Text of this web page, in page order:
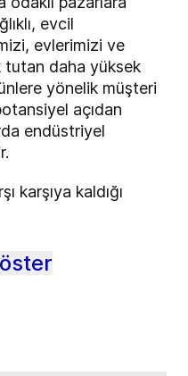
evcil
evlerimizi ve
tutan daha yüksek
yönelik müşteri
açıdan
endüstriyel
karşıya kaldığı